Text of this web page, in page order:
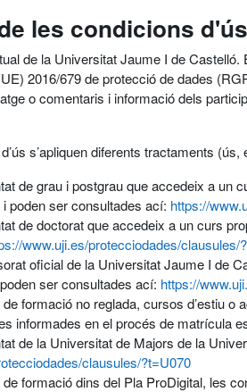
les condicions d'ús
de la Universitat Jaume I de
2016/679 de protecció de dades
o comentaris i informació dels
s’apliquen diferents tractaments
de grau i postgrau que accedeix a
poden ser consultades ací: https://
de doctorat que accedeix a un curs
www.uji.es/protecciodades/clausules/
oficial de la Universitat Jaume I de
ser consultades ací: https://
formació no reglada, cursos d’estiu
informades en el procés de matrícula
de la Universitat de Majors de la
clausules/?t=U070
formació dins del Pla ProDigital, les